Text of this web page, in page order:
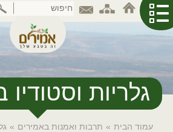
גלריות
עמוד הבית » תרבות ואמנות באמירים »